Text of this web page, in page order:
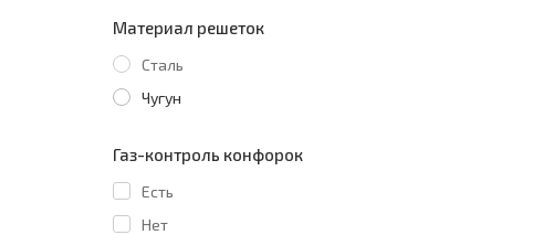
Материал решеток
Сталь
Чугун
Газ-контроль конфорок
Есть
Нет